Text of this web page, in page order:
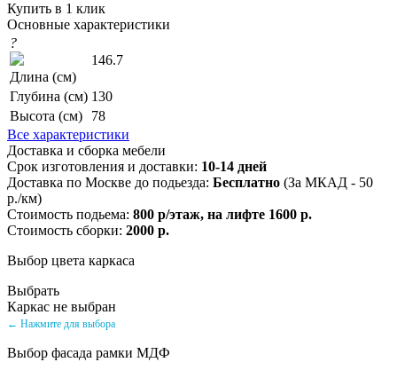
Купить в 1 клик
Основные характеристики
?
Длина (см)
146.7
Глубина (см) 130
Высота (см)
78
Все характеристики
Доставка и сборка мебели
Срок изготовления и доставки: 10-14 дней
Доставка по Москве до подьезда: Бесплатно (За МКАД - 50
р./км)
Стоимость подьема: 800 р/этаж, на лифте 1600 р.
Стоимость сборки: 2000 р.
Выбор цвета каркаса
Выбрать
Каркас не выбран
← Нажмите для выбора
Выбор фасада рамки МДФ